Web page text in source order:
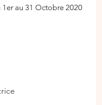
au 31 Octobre 2020